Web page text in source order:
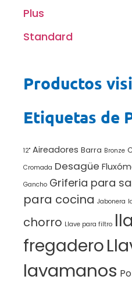
Plus
Standard
Productos
Etiquetas de
12" Aireadores Barra Bronze
Cromada Desagüe
Gancho Griferia para
para cocina Jabonera
chorro Llave para filtro
fregadero
lavamanos